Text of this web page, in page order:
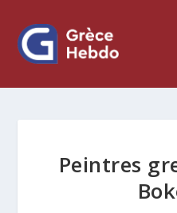
Peintres